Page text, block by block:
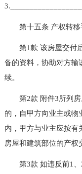
第十五条 产权转移
第1款 该房屋交付后
备的资料，协助对方输
续。
第2款 附件3所列房
的，自甲方向业主或物
内，甲方与业主应按有
房屋和建筑部位的产权
第3款 如违反前1、2